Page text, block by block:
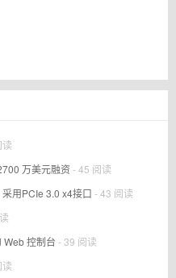
万美元融资 - 45 阅读
用PCIe 3.0 x4接口 - 43 阅读
Web 控制台 - 39 阅读